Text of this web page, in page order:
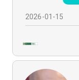
2026-01-15